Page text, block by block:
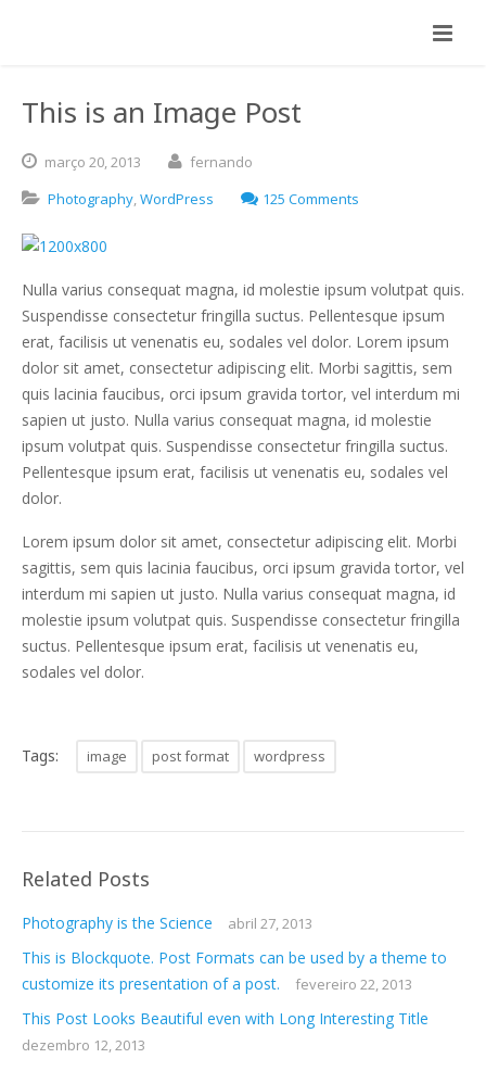
This is an Image Post
março 20,2013
fernando
Photography,WordPress 125 Comments
Nulla varius consequat magna, id molestie ipsum volutpat quis.
Suspendisse consectetur fringilla suctus. Pellentesque ipsum
erat, facilisis ut venenatis eu, sodales vel dolor. Lorem ipsum
dolor sit amet, consectetur adipiscing elit. Morbi sagittis, sem
quis lacinia faucibus, orci ipsum gravida tortor, vel interdum mi
sapien ut justo. Nulla varius consequat magna, id molestie
ipsum volutpat quis. Suspendisse consectetur fringilla suctus.
Pellentesque ipsum erat, facilisis ut venenatis eu, sodales vel
dolor.
Lorem ipsum dolor sit amet, consectetur adipiscing elit. Morbi
sagittis, sem quis lacinia faucibus, orci ipsum gravida tortor, vel
interdum mi sapien ut justo. Nulla varius consequat magna, id
molestie ipsum volutpat quis. Suspendisse consectetur fringilla
suctus. Pellentesque ipsum erat, facilisis ut venenatis eu,
sodales vel dolor.
Tags: image post format wordpress
Related Posts
Photography is the Science abril 27, 2013
This is Blockquote. Post Formats can be used by a theme to
customize its presentation of a post.
fevereiro 22, 2013
This Post Looks Beautiful even with Long Interesting Title
dezembro 12, 2013